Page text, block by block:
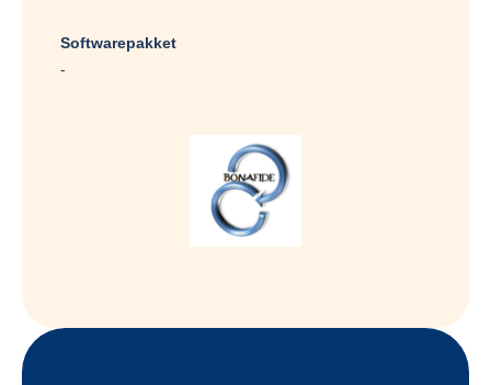
Softwarepakket
-